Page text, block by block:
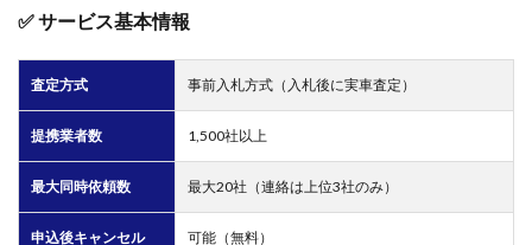
4
車一
括査
定と
をわ
かり
やす
説
✅ サービス基本情報
査定方式 事前入札方式（入札後に実車査定）
提携業者数 1,500社以上
最大同時依頼数 最大20社（連絡は上位3社のみ）
申込後キャンセル 可能（無料）